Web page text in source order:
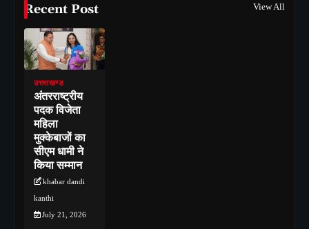
Recent Post View All
उत्तराखण्ड
अंतरराष्ट्रीय
पदक विजेता
महिला
मुक्केबाजों का
सीएम धामी ने
किया सम्मान
khabar dandi
kanthi
July 21, 2026